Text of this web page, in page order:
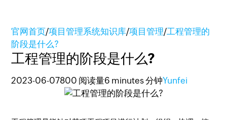
官网首页/项目管理系统知识库/项目管理/工程管理的
阶段是什么?
工程管理的阶段是什么?
2023-06-07800 阅读量6 minutes 分钟Yunfei